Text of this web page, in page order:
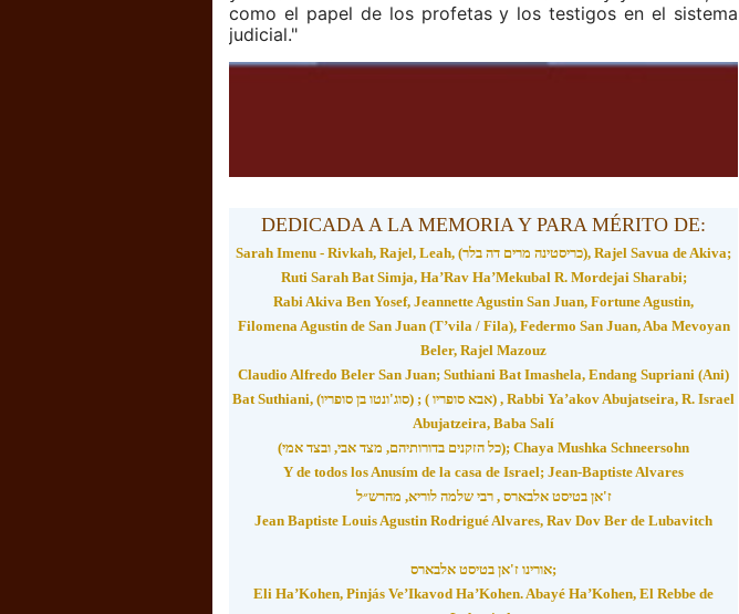
como el papel de los profetas y los testigos en el sistema
judicial."
DEDICADA A LA MEMORIA Y PARA MÉRITO DE:
Sarah Imenu - Rivkah, Rajel, Leah, (כריסטינה מרים דה בלר), Rajel Savua de Akiva;
Ruti Sarah Bat Simja, Ha’Rav Ha’Mekubal R. Mordejai Sharabi;
Rabi Akiva Ben Yosef, Jeannette Agustin San Juan, Fortune Agustin,
Filomena Agustin de San Juan (T’vila / Fila), Federmo San Juan, Aba Mevoyan
Beler, Rajel Mazouz
Claudio Alfredo Beler San Juan; Suthiani Bat Imashela, Endang Supriani (Ani)
Bat Suthiani, (סוג'ונטו בן סופריו) ; ( אבא סופריו) , Rabbi Ya’akov Abujatseira, R. Israel
Abujatzeira, Baba Salí
(כל הזקנים בדורותיהם, מצד אבי, ובצד אמי); Chaya Mushka Schneersohn
Y de todos los Anusím de la casa de Israel; Jean-Baptiste Alvares
ז'אן בטיסט אלבארס , רבי שלמה לוריא, מהרש״ל
Jean Baptiste Louis Agustin Rodrigué Alvares, Rav Dov Ber de Lubavitch
אורינו ז'אן בטיסט אלבארס;
Eli Ha’Kohen, Pinjás Ve’Ikavod Ha’Kohen. Abayé Ha’Kohen, El Rebbe de